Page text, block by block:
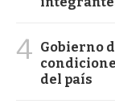
4 Gobierno
del país